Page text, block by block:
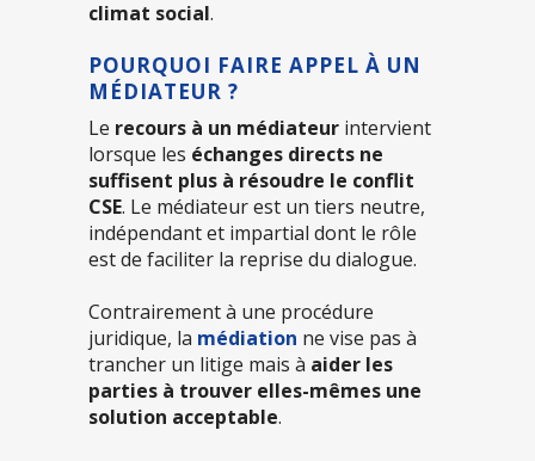
climat social.
POURQUOI FAIRE APPEL À UN
MÉDIATEUR ?
Le recours à un médiateur intervient
lorsque les échanges directs ne
suffisent plus à résoudre le conflit
CSE. Le médiateur est un tiers neutre,
indépendant et impartial dont le rôle
est de faciliter la reprise du dialogue.
Contrairement à une procédure
juridique, la médiation ne vise pas à
trancher un litige mais à aider les
parties à trouver elles-mêmes une
solution acceptable.